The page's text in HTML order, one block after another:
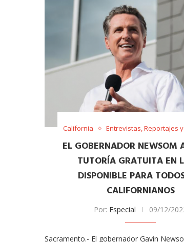
California Entrevistas, Reportajes
EL GOBERNADOR NEWSOM
TUTORÍA GRATUITA EN
DISPONIBLE PARA
CALIFORNIANOS
Por: Especial 09/12/
Sacramento.- El gobernador Gavin
habla sobre su
A former
CDC